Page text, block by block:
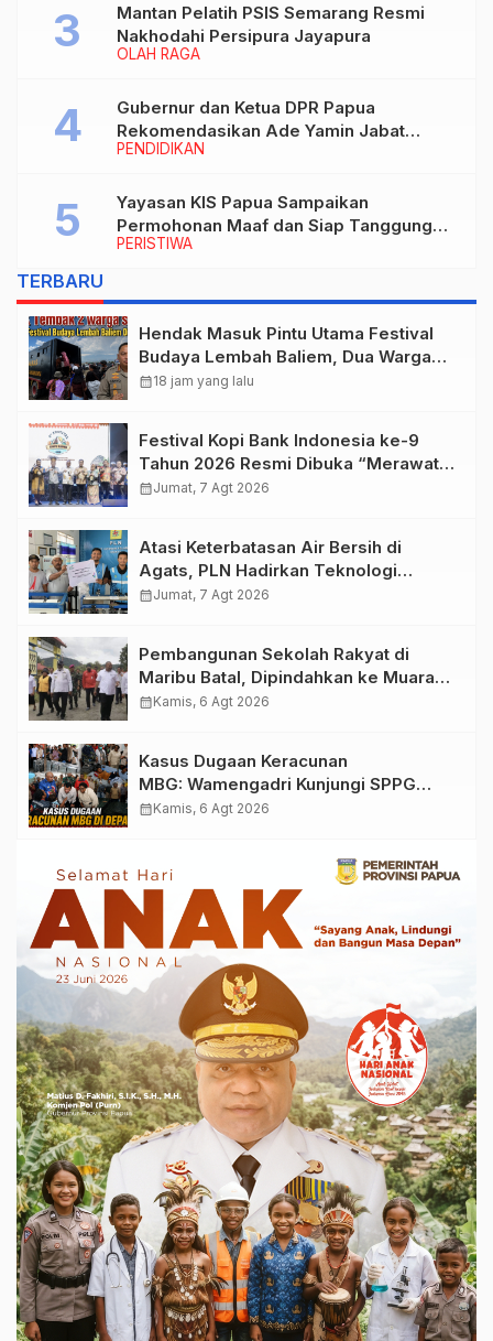
OLAH RAGA
Mantan Pelatih PSIS Semarang Resmi
Nakhodahi Persipura Jayapura
PENDIDIKAN
Gubernur dan Ketua DPR Papua
Rekomendasikan Ade Yamin Jabat
Rektor IAIN Fattahul Muluk Papua
PERISTIWA
Yayasan KIS Papua Sampaikan
Permohonan Maaf dan Siap Tanggung
Biaya Korban Dugaan Keracunan MBG di
TERBARU
Hendak Masuk Pintu Utama Festival
Budaya Lembah Baliem, Dua Warga
Sipil Ditembak OTK
calendar_month18 jam yang lalu
Festival Kopi Bank Indonesia ke-9
Tahun 2026 Resmi Dibuka “Merawat
Warisan, Membangun Masa Depan
calendar_monthJumat, 7 Agt 2026
Atasi Keterbatasan Air Bersih di
Agats, PLN Hadirkan Teknologi
Desalinasi untuk Masjid Saiful Al-
calendar_monthJumat, 7 Agt 2026
Pembangunan Sekolah Rakyat di
Maribu Batal, Dipindahkan ke Muara
Tami, Ini Sebabnya
calendar_monthKamis, 6 Agt 2026
Kasus Dugaan Keracunan
MBG: Wamengadri Kunjungi SPPG
Yayasan KIS Papua, Ini yang
calendar_monthKamis, 6 Agt 2026